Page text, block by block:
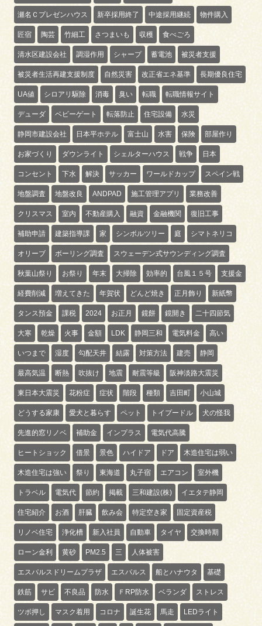
瀬名Ｃプレゼンハウス 新卒採用終了 中途採用継続 物件購入
匠宿 陶芸 竹細工 さつまいも 収穫 食べごろ
清水区建設会社 調湿作用 シャープ 蓄電池 被災者支援
被災者生活再建支援制度 自然災害 改正省エネ基準 長期優良住宅
UA値 シロアリ駆除 消毒 臭い 転職 転職情報サイト
デューダ ベビーゲート 転落防止 住宅設備 水災
静岡市建設会社 日本平ホテル 富士山 水害 保険 部屋作り
お家づくり ダウンライト シェルターハウス 戦争 日本
コンセント 下水 解決 サッカー ワールドカップ スペイン戦
地盤調査 地盤改良 ANDPAD 施工管理アプリ 業務改善
クリスマス 室内 不動産購入 融資 金融機関 復旧工事
補助申請 建築指導課 家 シンボルツリー 庭 シマトネリコ
オリーブ ボーリング調査 スウェーデン式サウンディング調査
秋葉山祭り お祭り 年末 大掃除 効率的 台風１５号 支援金
経費削減 増えてきた 年賀状 どんど焼き 正月飾り 新紙幣
タンス預金 課税 2024 お正月 鏡餅 鏡開き 二十四節気
大寒 乾燥 火事 金額 LDK 静岡三和 電気料金 高い
いつまで 湿度 勾配天井 結露 対策方法 建売 静岡
最高気温 断熱 吹抜け 地震 耐震等級 阪神淡路大震災
東日本大震災 花粉症 症状 階段 種類 吉田町 小山城
どうする家康 愛犬と暮らす ペット トイプードル 犬の怪我
先進的窓リノベ 補助金 インプラス 電気代高騰
ヒートショック 借景 景色 ハイドア ドア 木造住宅は弱い
木造住宅は強い 祭り 東海道 丸子宿 エアコン 室外機
トラベル 電気代 節約 掲載 三和建設(株) イエタテ静岡
住宅紹介 お酒 肝臓 飲み会 特定空き家 固定資産税
リノベ住宅 浄化槽 新入社員 自動車 タイヤ 交換時期
ローン金利 黄砂 PM2.5 三 人体被害
エスパルスドリームプラザ エスパルス 船とハナウタ 基礎
鉄筋 サビ 不良品 防水 ＦRP防水 ベランダ ストレス
ツボ押し マスク着用 コロナ 誕生花 馬走 LEDライト